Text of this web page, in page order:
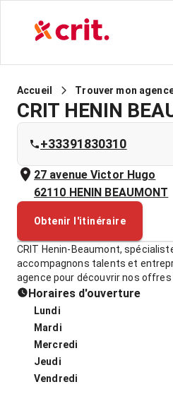
Accueil Trouver mon
CRIT HENIN
+33391830310
27 avenue Victor Hugo
62110 HENIN BEAUMONT
Obtenir l'itinéraire
CRIT Henin-Beaumont,
accompagnons talents et
agence pour découvrir nos
Horaires d'ouverture
Lundi
Mardi
Mercredi
Jeudi
Vendredi